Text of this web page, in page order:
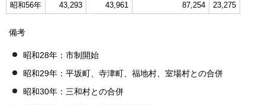
昭和56年
43,293 43,961 87,254 23,275
備考
昭和28年：市制開始
昭和29年：平坂町、寺津町、福地村、室場村との合併
昭和30年：三和村との合併